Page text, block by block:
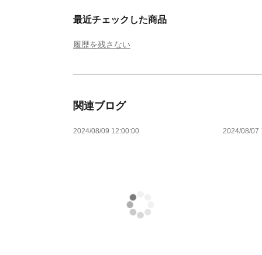
最近チェックした商品
履歴を残さない
関連ブログ
2024/08/09 12:00:00 2024/08/07